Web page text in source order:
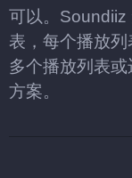
可以。Soundiiz
表，每个播放
多个播放列表
方案。